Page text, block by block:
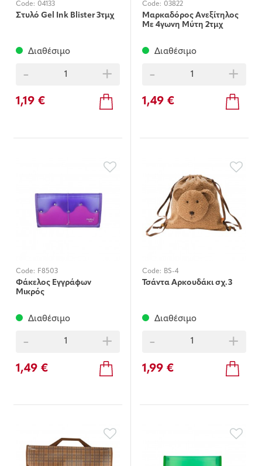
Code: 04133
Στυλό Gel Ink Blister 3τμχ
Διαθέσιμο
- +
1,19 €
Code: 03822
Μαρκαδόρος Ανεξίτηλος
Με 4γωνη Μύτη 2τμχ
Διαθέσιμο
- +
1,49 €
Code: F8503
Φάκελος Εγγράφων
Μικρός
Διαθέσιμο
- +
1,49 €
Code: BS-4
Τσάντα Αρκουδάκι σχ.3
Διαθέσιμο
- +
1,99 €